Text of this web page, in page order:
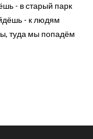
- в старый парк
- к людям
туда мы попадём